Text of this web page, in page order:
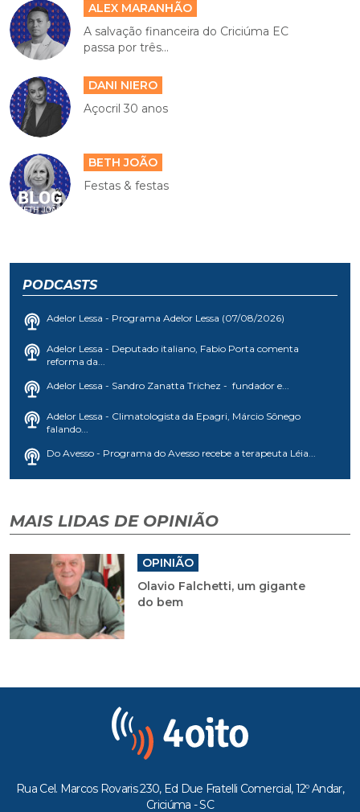
ALEX MARANHÃO
A salvação financeira do Criciúma EC
passa por três...
DANI NIERO
Açocril 30 anos
BETH JOÃO
Festas & festas
PODCASTS
Adelor Lessa - Programa Adelor Lessa (07/08/2026)
Adelor Lessa - Deputado italiano, Fabio Porta comenta
reforma da...
Adelor Lessa - Sandro Zanatta Trichez - fundador e...
Adelor Lessa - Climatologista da Epagri, Márcio Sônego
falando...
Do Avesso - Programa do Avesso recebe a terapeuta Léia...
MAIS LIDAS DE OPINIÃO
OPINIÃO
Olavio Falchetti, um gigante
do bem
Rua Cel. Marcos Rovaris 230, Ed Due Fratelli Comercial, 12º Andar,
Criciúma - SC